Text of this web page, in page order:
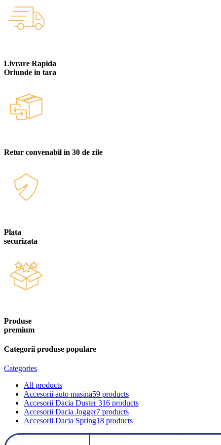
Livrare Rapida
Oriunde in tara
Retur convenabil in 30 de zile
Plata
securizata
Produse
premium
Categorii produse populare
Categories
All products
Accesorii auto masina59 products
Accesorii Dacia Duster 316 products
Accesorii Dacia Jogger7 products
Accesorii Dacia Spring18 products